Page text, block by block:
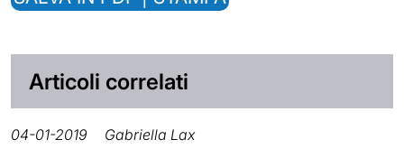
Articoli correlati
04-01-2019 Gabriella Lax